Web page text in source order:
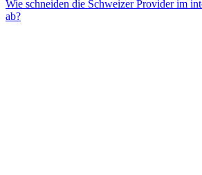
Wie schneiden die Schweizer Provider im
ab?